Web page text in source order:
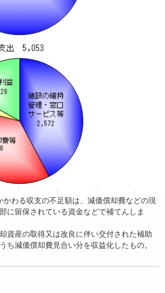
わる収支の不足額は、減価償却費などの現
に留保されている資金などで補てんしま
資産の取得又は改良に伴い交付された補助
ち減価償却費見合い分を収益化したもの。